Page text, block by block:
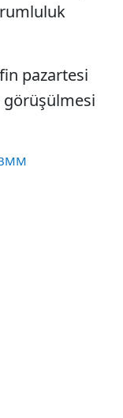
pazartesi
görüşülmesi